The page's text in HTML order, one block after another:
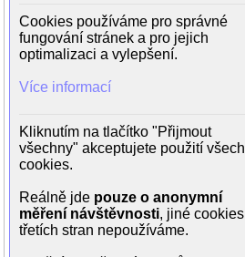
Jeff Gulka (Tiny Man)
Rachel Hayward (Cougar)
Irene Karas Loeper (Gogo Dancer)
Lauren McGibbon (Jenny)
Keisha Haines (Tara)
Cecilia Deacon (Woman)
Taylor Fogg (1st AD)
David Mylrea (Mr. Hornbacher)
Sienna Bohn (Daisy Dukes)
Chad Kartz (Bartender Eddie)
Cookies používáme pro správné
fungování stránek a pro jejich
optimalizaci a vylepšení.
Více informací
Kliknutím na tlačítko "Přijmout
všechny" akceptujete použití všech
cookies.
Reálně jde pouze o anonymní
měření návštěvnosti, jiné cookies
třetích stran nepoužíváme.